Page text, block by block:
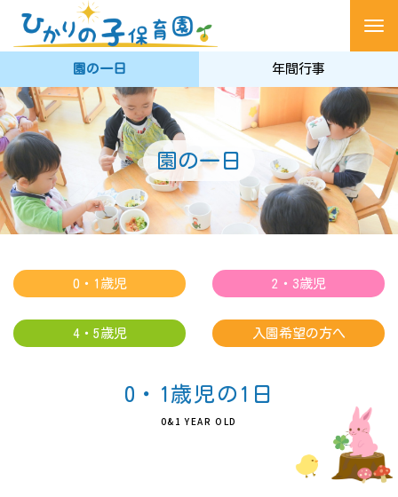
M
e
u
園の一日 年間行事
園の一日
0・1歳児 2・3歳児
4・5歳児 入園希望の方へ
0・1歳児の1日
0&1 YEAR OLD